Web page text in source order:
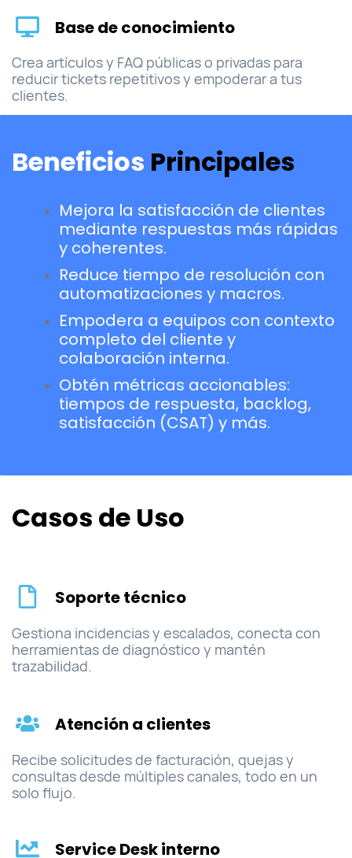
Base de conocimiento
Crea artículos y FAQ públicas o privadas para
reducir tickets repetitivos y empoderar a tus
clientes.
Beneficios Principales
Mejora la satisfacción de clientes
mediante respuestas más rápidas
y coherentes.
Reduce tiempo de resolución con
automatizaciones y macros.
Empodera a equipos con contexto
completo del cliente y
colaboración interna.
Obtén métricas accionables:
tiempos de respuesta, backlog,
satisfacción (CSAT) y más.
Casos de Uso
Soporte técnico
Gestiona incidencias y escalados, conecta con
herramientas de diagnóstico y mantén
trazabilidad.
Atención a clientes
Recibe solicitudes de facturación, quejas y
consultas desde múltiples canales, todo en un
solo flujo.
Service Desk interno